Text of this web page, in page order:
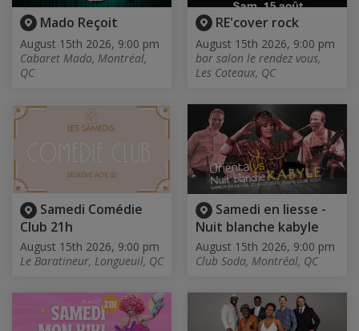
Mado Reçoit
August 15th 2026, 9:00 pm
Cabaret Mado, Montréal,
QC
RE'cover rock
August 15th 2026, 9:00 pm
bar salon le rendez vous,
Les Coteaux, QC
Samedi Comédie
Club 21h
August 15th 2026, 9:00 pm
Le Baratineur, Longueuil, QC
Samedi en liesse -
Nuit blanche kabyle
August 15th 2026, 9:00 pm
Club Soda, Montréal, QC